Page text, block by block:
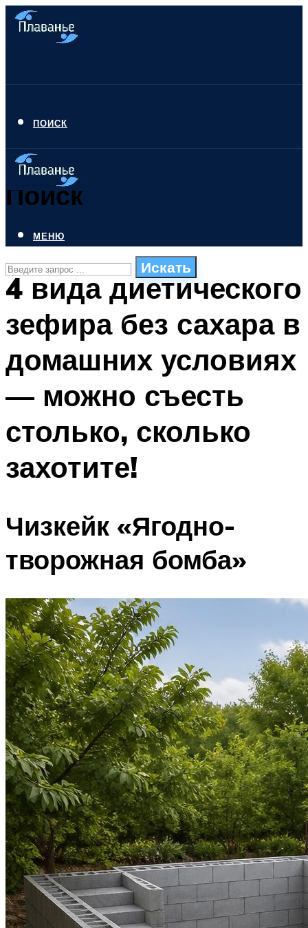
ПОИСК
Поиск
Искать
СТИЛИ ПЛАВАНЬЯ
ПЛАВАНЬЕ ДЛЯ ДЕТЕЙ
БАССЕЙН ДЛЯ ДОМА
МЕНЮ
МЕНЮ
4 вида диетического
зефира без сахара в
домашних условиях
— можно съесть
столько, сколько
захотите!
Чизкейк «Ягодно-
творожная бомба»